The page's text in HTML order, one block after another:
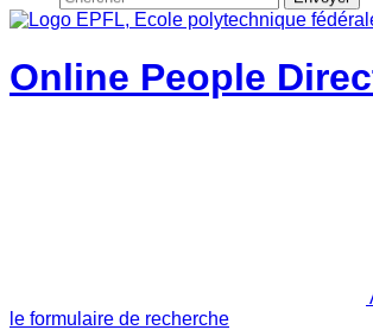
Online People
le formulaire de recherche